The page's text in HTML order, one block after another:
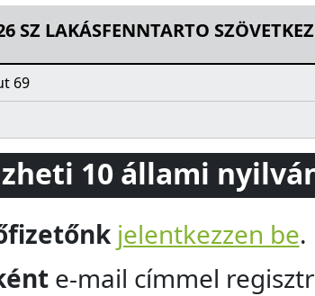
SZ LAKÁSFENNTARTO
69
10 állami
jelentkezzen be.
e-mail címmel